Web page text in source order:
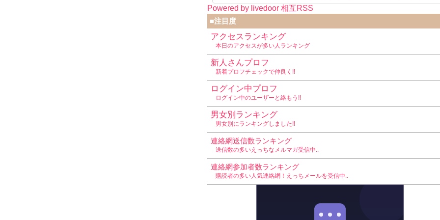
www
Powered by livedoor 相互RSS
■注目度
アクセスランキング
本日のアクセスが多い人ランキング
新人さんプロフ
新着プロフチェックで仲良く!!
ログイン中プロフ
ログイン中のユーザーと絡もう!!
男女別ランキング
男女別にランキングしました!!
連絡網送信数ランキング
送信数の多いえっちなメルマガ受信中..
連絡網参加者数ランキング
購読者の多い人気連絡網！えっちメールを受信中..